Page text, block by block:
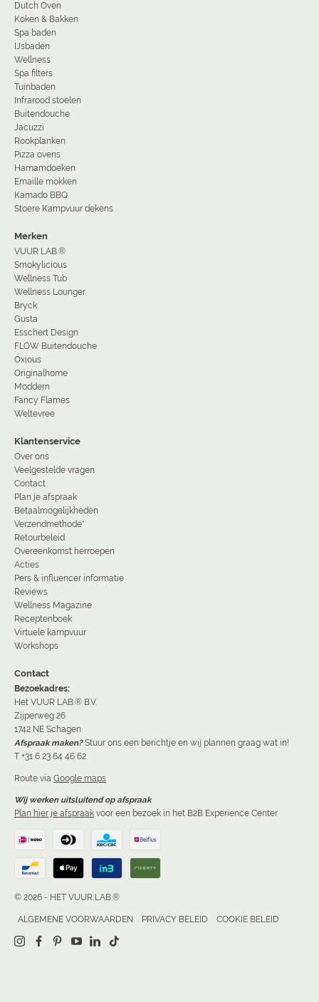
Dutch Oven
Koken & Bakken
Spa baden
IJsbaden
Wellness
Spa filters
Tuinbaden
Infrarood stoelen
Buitendouche
Jacuzzi
Rookplanken
Pizza ovens
Hamamdoeken
Emaille mokken
Kamado BBQ
Stoere Kampvuur dekens
Merken
VUUR LAB.®
Smokylicious
Wellness Tub
Wellness Lounger
Bryck
Gusta
Esschert Design
FLOW Buitendouche
Oxious
Originalhome
Moddern
Fancy Flames
Weltevree
Klantenservice
Over ons
Veelgestelde vragen
Contact
Plan je afspraak
Betaalmogelijkheden
Verzendmethode*
Retourbeleid
Overeenkomst herroepen
Acties
Pers & influencer informatie
Reviews
Wellness Magazine
Receptenboek
Virtuele kampvuur
Workshops
Contact
Bezoekadres:
Het VUUR LAB.® B.V.
Zijperweg 26
1742 NE Schagen
Afspraak maken? Stuur ons een berichtje en wij plannen graag wat in!
T +31 6 23 64 46 62
Route via Google maps
Wij werken uitsluitend op afspraak
Plan hier je afspraak voor een bezoek in het B2B Experience Center.
© 2026 - HET VUUR LAB.®
ALGEMENE VOORWAARDEN PRIVACY BELEID COOKIE BELEID